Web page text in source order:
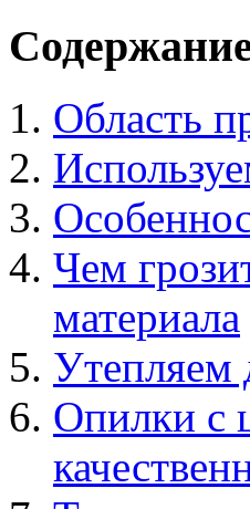
Область
Чем
материала
Утепляем
Опилки с